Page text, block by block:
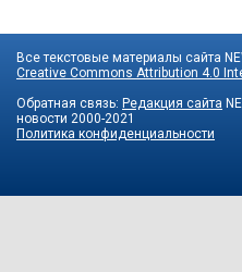
Все текстовые материалы сайта
Creative Commons Attribution 4.0
Обратная связь: Редакция сайта
новости 2000-2021
Политика конфиденциальности